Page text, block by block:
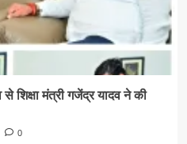
शिक्षा मंत्री गजेंद्र यादव ने की
0